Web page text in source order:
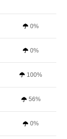
0%
0%
100%
56%
0%